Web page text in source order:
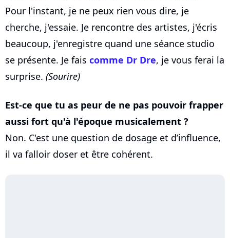
Pour l'instant, je ne peux rien vous dire, je
cherche, j'essaie. Je rencontre des artistes, j'écris
beaucoup, j'enregistre quand une séance studio
se présente. Je fais comme Dr Dre, je vous ferai la
surprise. (Sourire)
Est-ce que tu as peur de ne pas pouvoir frapper
aussi fort qu'à l'époque musicalement ?
Non. C'est une question de dosage et d’influence,
il va falloir doser et être cohérent.